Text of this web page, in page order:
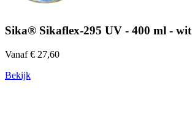
Sika® Sikaflex-295 UV - 400 ml - wit
Vanaf € 27,60
Bekijk